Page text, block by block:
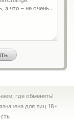
где обменять!
для лиц 18+